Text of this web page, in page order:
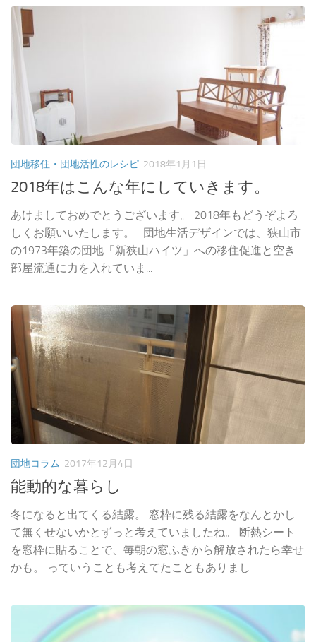
団地移住・団地活性のレシピ 2018年1月1日
2018年はこんな年にしていきます。
あけましておめでとうございます。 2018年もどうぞよろ
しくお願いいたします。 団地生活デザインでは、狭山市
の1973年築の団地「新狭山ハイツ」への移住促進と空き
部屋流通に力を入れていま...
団地コラム 2017年12月4日
能動的な暮らし
冬になると出てくる結露。 窓枠に残る結露をなんとかし
て無くせないかとずっと考えていましたね。 断熱シート
を窓枠に貼ることで、毎朝の窓ふきから解放されたら幸せ
かも。 っていうことも考えてたこともありまし...